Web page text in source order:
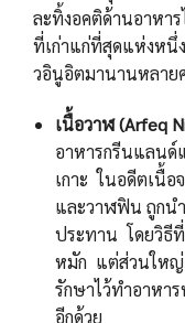
ละทิ้งอคติด้านอาหา
ที่เก่าแก่ที่สุดแห่งหนึ่
วอินูอิตมานานหลาย
เนื้อวาฬ (Arfeq
อาหารกรีนแลนด์
เกาะ ในอดีตเนื้อ
และวาฬฟิน ถูกน
ประทาน โดยวิธี
หมัก แต่ส่วนใหญ่
รักษาไว้ทำอาหา
อีกด้วย